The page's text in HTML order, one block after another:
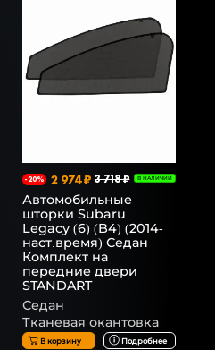
-20% 2 974 ₽ 3 718 ₽ В НАЛИЧИИ
Автомобильные
шторки Subaru
Legacy (6) (B4) (2014-
наст.время) Седан
Комплект на
передние двери
STANDART
Седан
Тканевая окантовка
В корзину Подробнее